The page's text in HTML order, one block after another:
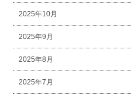
2025年10月
2025年9月
2025年8月
2025年7月